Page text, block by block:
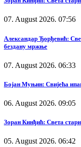
07. August 2026. 07:56
Александар Ђорђевић:
бездану мржње
07. August 2026. 06:33
Бојан Муњин: Свијећа
06. August 2026. 09:05
Зоран Кинђић: Света
05. August 2026. 06:42